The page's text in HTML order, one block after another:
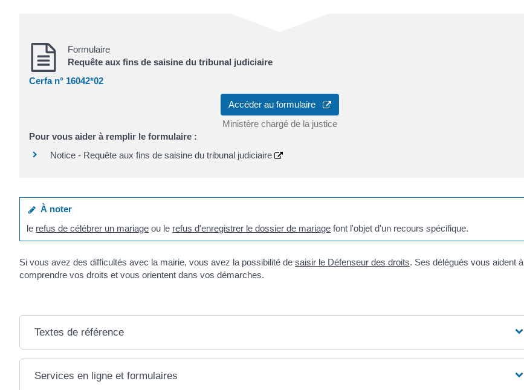
Formulaire
Requête aux fins de saisine du tribunal judiciaire
Cerfa n° 16042*02
Accéder au formulaire
Ministère chargé de la justice
Pour vous aider à remplir le formulaire :
Notice - Requête aux fins de saisine du tribunal judiciaire
À noter
le refus de célébrer un mariage ou le refus d'enregistrer le dossier de mariage font l'objet d'un recours spécifique.
Si vous avez des difficultés avec la mairie, vous avez la possibilité de saisir le Défenseur des droits. Ses délégués vous aident à
comprendre vos droits et vous orientent dans vos démarches.
Textes de référence
Services en ligne et formulaires